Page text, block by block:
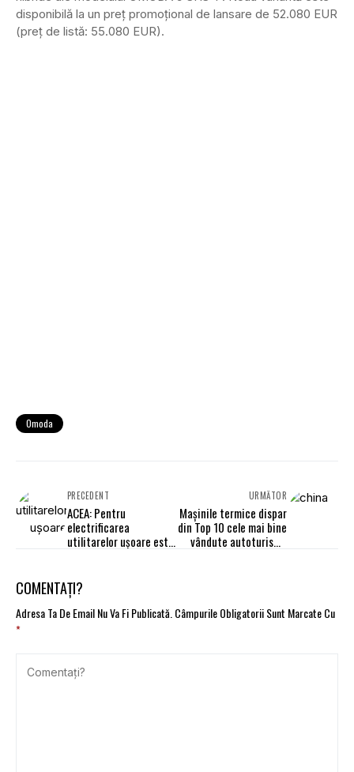
disponibilă la un preț promoțional de lansare de 52.080 EUR
(preț de listă: 55.080 EUR).
Omoda
PRECEDENT
ACEA: Pentru
electrificarea
utilitarelor ușoare este
URMĂTOR
Mașinile termice dispar
din Top 10 cele mai bine
vândute autoturisme
COMENTAȚI?
Adresa Ta De Email Nu Va Fi Publicată.Câmpurile Obligatorii Sunt Marcate Cu
*